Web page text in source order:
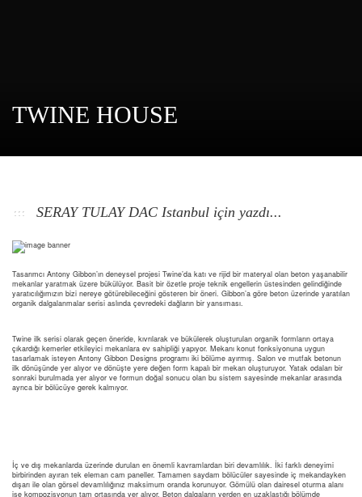
TWINE HOUSE
SERAY TULAY DAC Istanbul için yazdı...
Tasarımcı Antony Gibbon’ın deneysel projesi Twine’da katı ve rijid bir materyal olan beton yaşanabilir
mekanlar yaratmak üzere bükülüyor. Basit bir özetle proje teknik engellerin üstesinden gelindiğinde
yaratıcılığımızın bizi nereye götürebileceğini gösteren bir öneri. Gibbon’a göre beton üzerinde yaratılan
organik dalgalanmalar serisi aslında çevredeki dağların bir yansıması.
Twine ilk serisi olarak geçen öneride, kıvrılarak ve bükülerek oluşturulan organik formların ortaya
çıkardığı kemerler etkileyici mekanlara ev sahipliği yapıyor. Mekanı konut fonksiyonuna uygun
tasarlamak isteyen Antony Gibbon Designs programı iki bölüme ayırmış. Salon ve mutfak betonun
ilk dönüşünde yer alıyor ve dönüşte yere değen form kapalı bir mekan oluşturuyor. Yatak odaları bir
sonraki burulmada yer alıyor ve formun doğal sonucu olan bu sistem sayesinde mekanlar arasında
ayrıca bir bölücüye gerek kalmıyor.
İç ve dış mekanlarda üzerinde durulan en önemli kavramlardan biri devamlılık. İki farklı deneyimi
birbirinden ayıran tek eleman cam paneller. Tamamen saydam bölücüler sayesinde iç mekandayken
dışarı ile olan görsel devamlılığınız maksimum oranda korunuyor. Gömülü olan dairesel oturma alanı
ise kompozisyonun tam ortasında yer alıyor. Beton dalgaların yerden en uzaklaştığı bölümde